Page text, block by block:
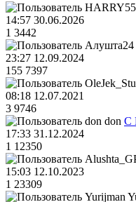
14:57 30.06.2026
1 3442
23:27 12.09.2024
155 7397
08:18 12.07.2021
3 9746
don С
17:33 31.12.2024
1 12350
15:03 12.10.2023
1 23309